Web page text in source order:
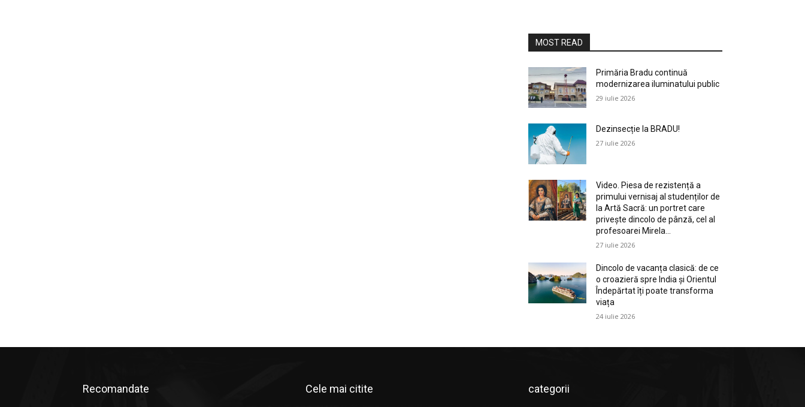
MOST READ
Primăria Bradu continuă
modernizarea iluminatului public
29 iulie 2026
Dezinsecție la BRADU!
27 iulie 2026
Video. Piesa de rezistență a
primului vernisaj al studenților de
la Artă Sacră: un portret care
privește dincolo de pânză, cel al
profesoarei Mirela...
27 iulie 2026
Dincolo de vacanța clasică: de ce
o croazieră spre India și Orientul
Îndepărtat îți poate transforma
viața
24 iulie 2026
Recomandate Cele mai citite categorii